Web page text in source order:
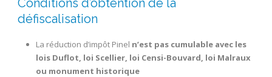
Conditions d’obtention de la
défiscalisation
La réduction d’impôt Pinel n’est pas cumulable avec les
lois Duflot, loi Scellier, loi Censi-Bouvard, loi Malraux
ou monument historique